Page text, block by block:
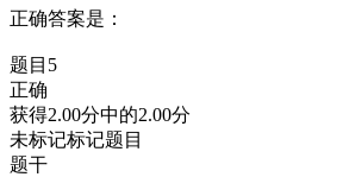
正确答案是：
题目5
正确
获得2.00分中的2.00分
未标记标记题目
题干